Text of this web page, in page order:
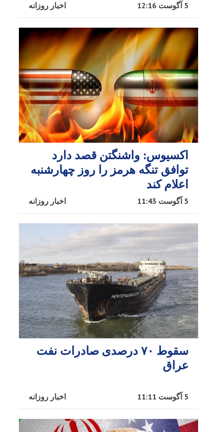
اخبار روزانه 5 آگوست 12:16
اکسیوس: واشنگتن قصد دارد
توافق تنگه هرمز را روز چهارشنبه
اعلام کند
اخبار روزانه 5 آگوست 11:43
سقوط ۷۰ درصدی صادرات نفت
عراق
اخبار روزانه 5 آگوست 11:11